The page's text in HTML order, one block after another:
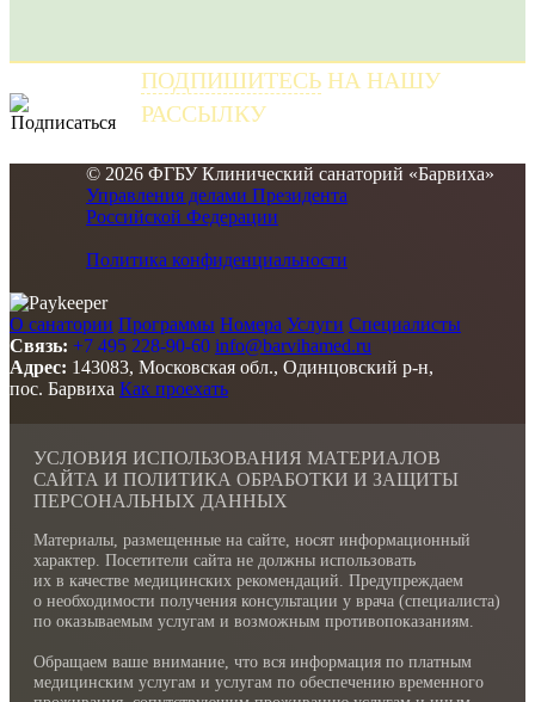
ПОДПИШИТЕСЬ НА НАШУ
РАССЫЛКУ
© 2026 ФГБУ Клинический санаторий «Барвиха»
Управления делами Президента
Российской Федерации
Политика конфиденциальности
О санатории Программы Номера Услуги Специалисты
Связь: +7 495 228-90-60 info@barvihamed.ru
Адрес: 143083, Московская обл., Одинцовский р-н,
пос. Барвиха Как проехать
УСЛОВИЯ ИСПОЛЬЗОВАНИЯ МАТЕРИАЛОВ
САЙТА И ПОЛИТИКА ОБРАБОТКИ И ЗАЩИТЫ
ПЕРСОНАЛЬНЫХ ДАННЫХ
Материалы, размещенные на сайте, носят информационный
характер. Посетители сайта не должны использовать
их в качестве медицинских рекомендаций. Предупреждаем
о необходимости получения консультации у врача (специалиста)
по оказываемым услугам и возможным противопоказаниям.
Обращаем ваше внимание, что вся информация по платным
медицинским услугам и услугам по обеспечению временного